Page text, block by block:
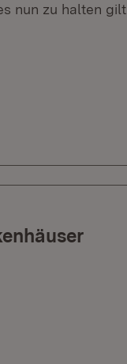
nun zu halten gilt.